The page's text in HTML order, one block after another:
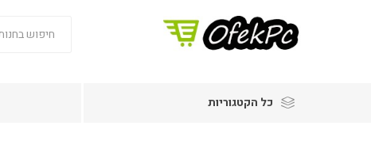
כל הקטגוריות